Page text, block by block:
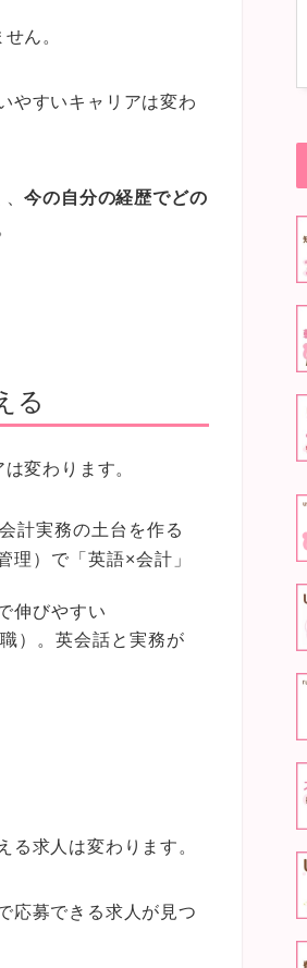
ん。
やすいキャリアは変わ
、今の自分の経歴でどの
る
変わります。
計実務の土台を作る
理）で「英語×会計」
伸びやすい
）。英会話と実務が
求人は変わります。
応募できる求人が見つ